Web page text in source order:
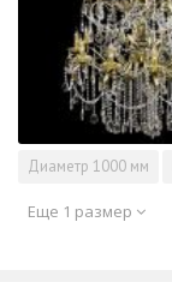
Диаметр 1000 мм
Еще 1 размер